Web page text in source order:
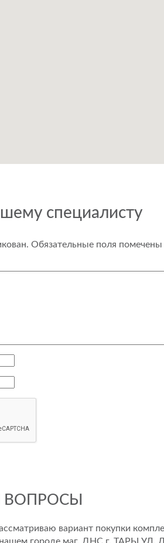
специалисту
Обязательные поля помечены
вариант покупки